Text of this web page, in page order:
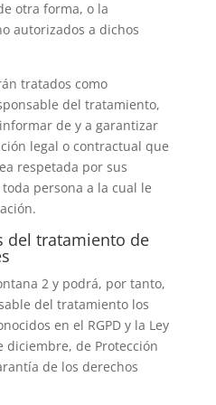
otra forma, o la
autorizados a dichos
tratados como
del tratamiento,
de y a garantizar
legal o contractual que
respetada por sus
persona a la cual le
del tratamiento de
2 y podrá, por tanto,
del tratamiento los
en el RGPD y la Ley
diciembre, de Protección
de los derechos